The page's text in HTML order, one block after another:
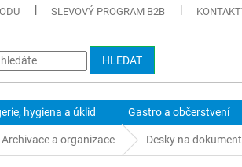
SLEVOVÝ PROGRAM B2B
HLEDAT
hygiena a úklid Gastro a občerstvení
Archivace a organizace Desky na